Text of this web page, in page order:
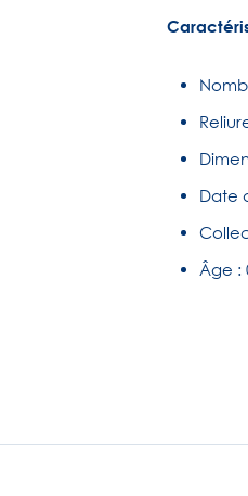
Date
Âge :